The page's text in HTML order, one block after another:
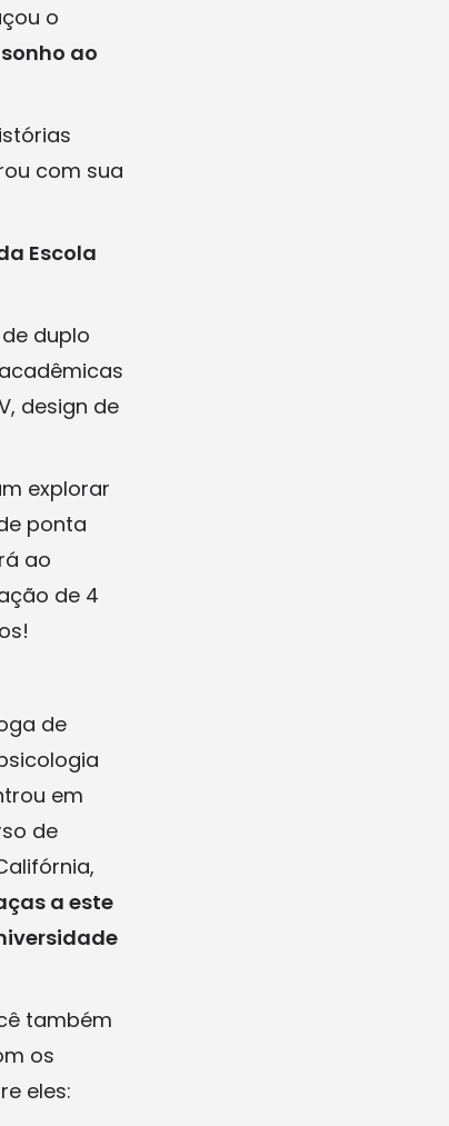
o
ao
com sua
Escola
duplo
design de
explorar
ponta
ao
de 4
de
em
de
a este
também
os
eles: